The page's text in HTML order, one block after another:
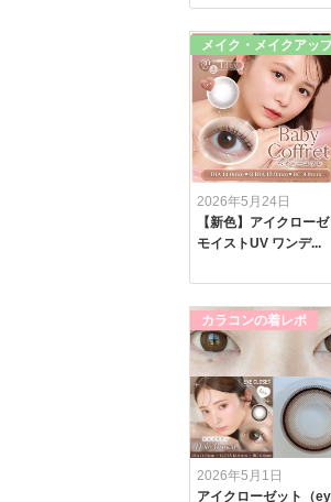
メイク・メイクアッ
2026年5月24日
【新色】アイクロー
モイストUV ワンデ...
カラコンの着レポ
2026年5月1日
アイクローゼット（